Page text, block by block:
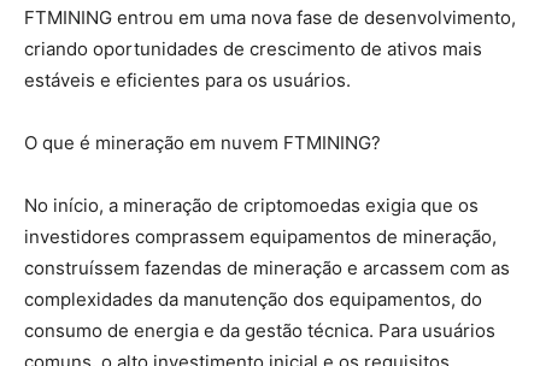
FTMINING entrou em uma nova fase de desenvolvimento,
criando oportunidades de crescimento de ativos mais
estáveis ​​e eficientes para os usuários.
O que é mineração em nuvem FTMINING?
No início, a mineração de criptomoedas exigia que os
investidores comprassem equipamentos de mineração,
construíssem fazendas de mineração e arcassem com as
complexidades da manutenção dos equipamentos, do
consumo de energia e da gestão técnica. Para usuários